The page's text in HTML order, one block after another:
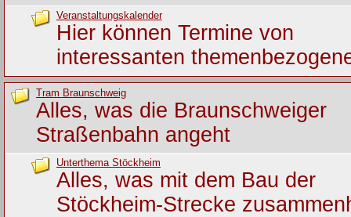
Veranstaltungskalender
Hier können Termine von
interessanten
Tram Braunschweig
Alles, was die Braunschweiger
Straßenbahn angeht
Unterthema Stöckheim
Alles, was mit dem Bau der
Stöckheim-Strecke